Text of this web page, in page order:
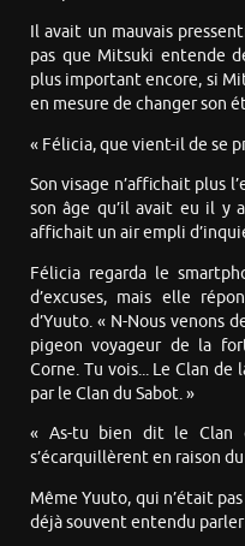
Il avait un mauvais
pas que Mitsuki entende
plus important encore, si
en mesure de changer son
« Félicia, que vient-il de se
Son visage n’affichait plus
son âge qu’il avait eu il y
affichait un air empli
Félicia regarda le
d’excuses, mais elle
d’Yuuto. « N-Nous venons
pigeon voyageur de la
Corne. Tu vois... Le Clan
par le Clan du Sabot. »
« As-tu bien dit le Clan
s’écarquillèrent en raison
Même Yuuto, qui n’était
déjà souvent entendu parler